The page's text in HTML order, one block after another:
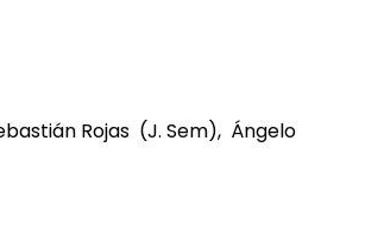
Rojas (J. Sem), Ángelo